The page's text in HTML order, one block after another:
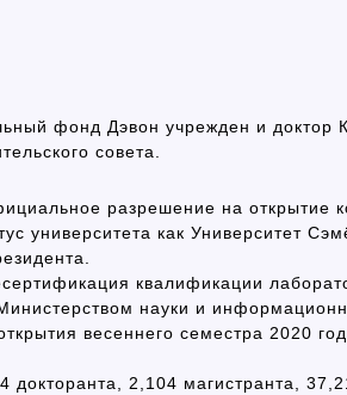
фонд Дэвон учрежден и доктор
совета.
разрешение на открытие
университета как Университет
квалификации
науки и
весеннего семестра 2020
докторанта, 2,104 магистранта,